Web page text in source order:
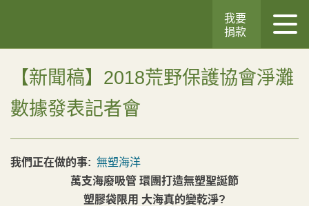
我要
捐款
【新聞稿】2018荒野保護協會淨灘
數據發表記者會
我們正在做的事: 無塑海洋
萬支海廢吸管 環團打造無塑聖誕節
塑膠袋限用 大海真的變乾淨?